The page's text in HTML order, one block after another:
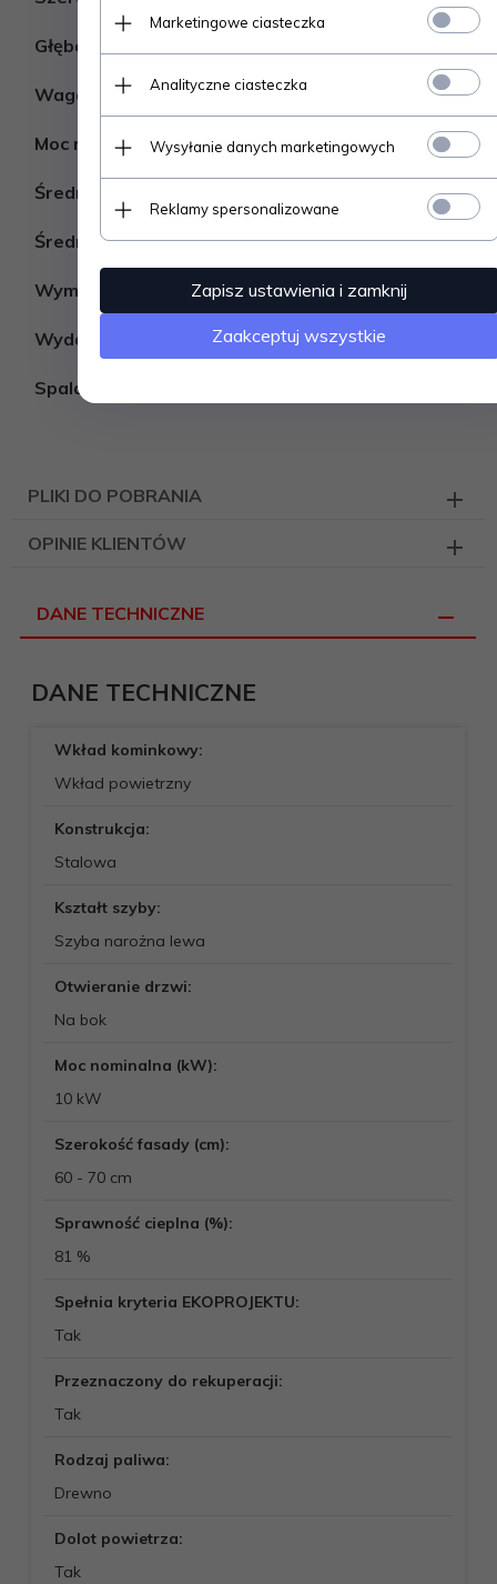
Głębokość
Waga
Moc regulowana 5.2-13.5 kW
Średnica wylotu spalin
Średnica wylotu CDP 150 mm
Wymagana siła ciągu 12 Pa
Wydajność 81 %
Spalanie drewna (kg/godz.)
PLIKI DO POBRANIA
OPINIE KLIENTÓW
DANE TECHNICZNE
DANE TECHNICZNE
Wkład kominkowy:
Wkład powietrzny
Konstrukcja:
Stalowa
Kształt szyby:
Szyba narożna lewa
Otwieranie drzwi:
Na bok
Moc nominalna (kW):
10 kW
Szerokość fasady (cm):
60 - 70 cm
Sprawność cieplna (%):
81 %
Spełnia kryteria EKOPROJEKTU:
Tak
Przeznaczony do rekuperacji:
Tak
Rodzaj paliwa:
Drewno
Dolot powietrza:
Tak
Marketingowe ciasteczka
Analityczne ciasteczka
Wysyłanie danych marketingowych
Reklamy spersonalizowane
Zapisz ustawienia i zamknij
Zaakceptuj wszystkie